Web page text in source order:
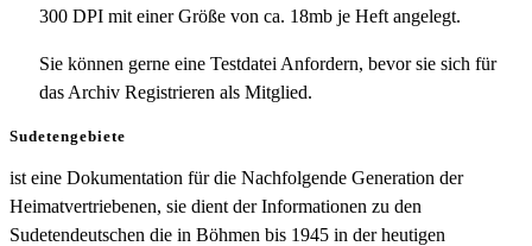
300 DPI mit einer Größe von ca. 18mb je Heft angelegt.
Sie können gerne eine Testdatei Anfordern, bevor sie sich für
das Archiv Registrieren als Mitglied.
Sudetengebiete
ist eine Dokumentation für die Nachfolgende Generation der
Heimatvertriebenen, sie dient der Informationen zu den
Sudetendeutschen die in Böhmen bis 1945 in der heutigen